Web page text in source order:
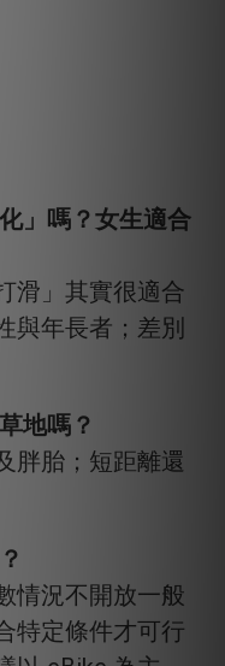
」嗎？女生適合
滑」其實很適合
與年長者；差別
地嗎？
胖胎；短距離還
情況不開放一般
特定條件才可行